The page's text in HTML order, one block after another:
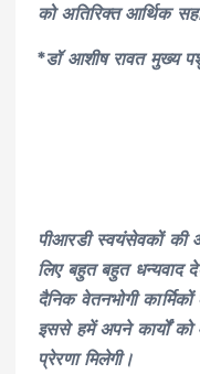
को अतिरिक्त आर्थिक
*डॉ आशीष रावत मुख्य
पीआरडी स्वयंसेवकों
लिए बहुत बहुत धन्यवाद
दैनिक वेतनभोगी
इससे हमें अपने कार्यों
प्रेरणा मिलेगी।